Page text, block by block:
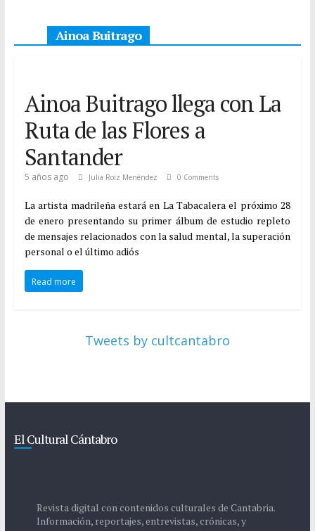
Ainoa Buitrago
Ainoa Buitrago llega con La
Ruta de las Flores a
Santander
5 años ago Julia Roiz Menéndez 0 Comments
La artista madrileña estará en La Tabacalera el próximo 28
de enero presentando su primer álbum de estudio repleto
de mensajes relacionados con la salud mental, la superación
personal o el último adiós
Read more
Tweets by cultcantabro
El Cultural Cántabro
Revista digital con contenidos culturales de Cantabria.
Información, reportajes, entrevistas, crónicas, y